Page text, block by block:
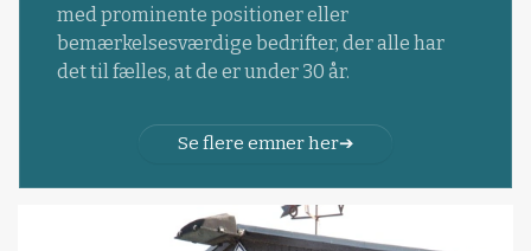
med prominente positioner eller
bemærkelsesværdige bedrifter, der alle har
det til fælles, at de er under 30 år.
Se flere emner her